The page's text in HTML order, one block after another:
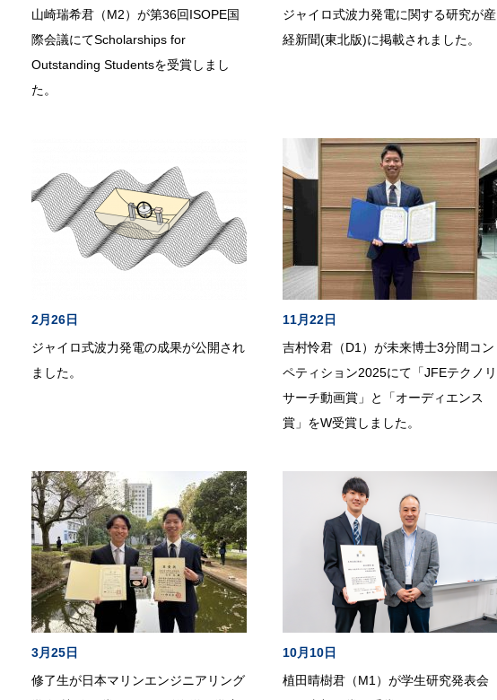
山崎瑞希君（M2）が第36回ISOPE国
際会議にてScholarships for
Outstanding Studentsを受賞しまし
た。
ジャイロ式波力発電に関する研究が産
経新聞(東北版)に掲載されました。
2月26日
ジャイロ式波力発電の成果が公開され
ました。
11月22日
吉村怜君（D1）が未来博士3分間コン
ペティション2025にて「JFEテクノリ
サーチ動画賞」と「オーディエンス
賞」をW受賞しました。
3月25日
修了生が日本マリンエンジニアリング
10月10日
植田晴樹君（M1）が学生研究発表会